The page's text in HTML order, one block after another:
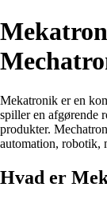
Mekatronik er en
spiller en afgørende
produkter.
automation, robotik,
Hvad er